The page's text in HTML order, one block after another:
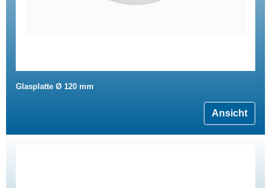
Glasplatte Ø 120 mm
Ansicht